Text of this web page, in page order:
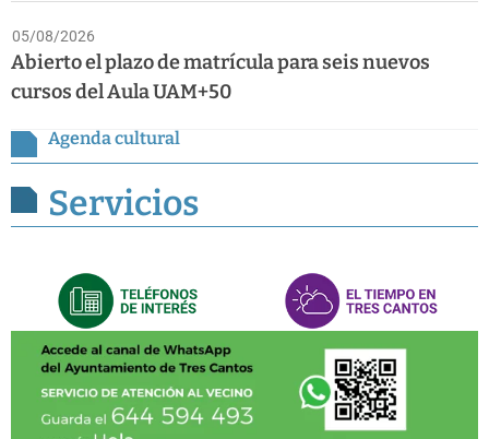
05/08/2026
Abierto el plazo de matrícula para seis nuevos
cursos del Aula UAM+50
Agenda cultural
Servicios